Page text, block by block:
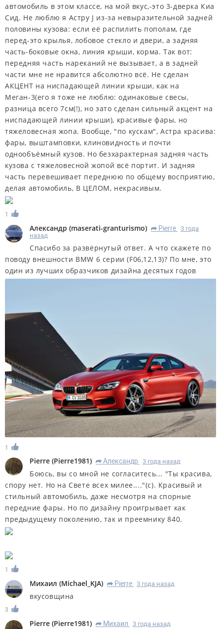
автомобиль в этом классе, на мой вкус,-это 3-дверка Киа
Сид. Не люблю я Астру J из-за невыразительной задней
половины кузова: если её распилить пополам, где
перед-это крылья, лобовое стекло и двери, а задняя
часть-боковые окна, линия крыши, корма. Так вот:
передняя часть нареканий не вызывает, а в задней
части мне не нравится абсолютно всё. Не сделан
АКЦЕНТ на ниспадающей линии крыши, как на
Меган-3(его я тоже не люблю: одинаковые свесы,
разница всего 7см(!), но зато сделан сильный акцент на
ниспадающей линии крыши), красивые фары, но
тяжеловесная жопа. Вообще, "по кускам", Астра красива:
фары, выштамповки, клиновидность и почти
однообъёмный кузов. Но безхарактерная задняя часть
кузова с тяжеловесной жопой всё портит. И задняя
часть перевешивает переднюю по общему восприятию,
делая автомобиль, В ЦЕЛОМ, некрасивым.
1
Александр (maserati-granturismo) R Pierre
3 года
назад
Спасибо за развёрнутый ответ. А что скажете по
поводу внешности BMW 6 серии (F06,12,13)? По мне, это
один из лучших образчиков дизайна десятых годов
1
Pierre (Pierre1981) R Александр 3 года назад
Боюсь, вы со мной не согласитесь... "Ты красива,
спору нет. Но на Свете всех милее...."(с). Красивый и
стильный автомобиль, даже несмотря на спорные
передние фары. Но по дизайну проигрывает как
предыдущему поколению, так и преемнику 840.
1
Михаил (Michael_KJA) R Pierre 3 года назад
вкусовщина
3
Pierre (Pierre1981) R Михаил 3 года назад